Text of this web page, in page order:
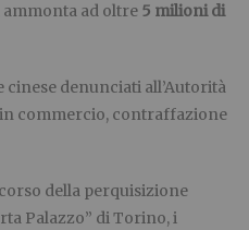
ammonta ad oltre 5 milioni di
denunciati all’Autorità
commercio, contraffazione
della perquisizione
Palazzo” di Torino, i